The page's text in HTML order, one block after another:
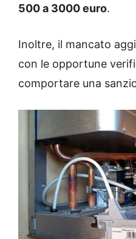
500 a 3000 euro.
Inoltre, il mancato
con le opportune
comportare una